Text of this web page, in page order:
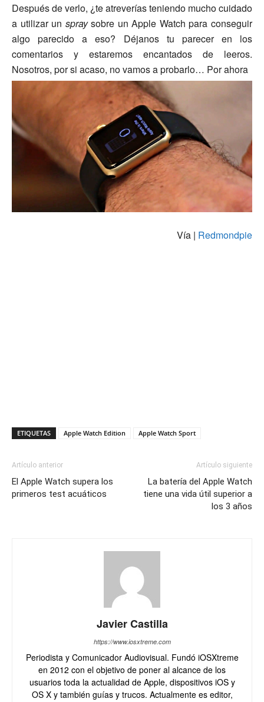
Después de verlo, ¿te atreverías teniendo mucho cuidado
a utilizar un spraysobre un Apple Watch para conseguir
algo parecido a eso? Déjanos tu parecer en los
comentarios y estaremos encantados de leeros.
Nosotros, por si acaso, no vamos a probarlo… Por ahora
Vía | Redmondpie
ETIQUETAS Apple Watch Edition Apple Watch Sport
Artículo anterior
El Apple Watch supera los
primeros test acuáticos
Artículo siguiente
La batería del Apple Watch
tiene una vida útil superior a
los 3 años
Javier Castilla
https://www.iosxtreme.com
Periodista y Comunicador Audiovisual. Fundó iOSXtreme
en 2012 con el objetivo de poner al alcance de los
usuarios toda la actualidad de Apple, dispositivos iOS y
OS X y también guías y trucos. Actualmente es editor,